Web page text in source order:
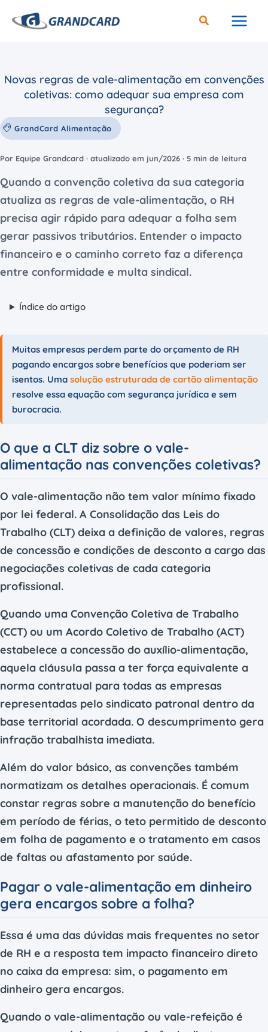
para
Novas regras de vale-alimentação em convenções
coletivas: como adequar sua empresa com
segurança?
GrandCard Alimentação
Por Equipe Grandcard · atualizado em jun/2026 · 5 min de leitura
Quando a convenção coletiva da sua categoria
atualiza as regras de vale-alimentação, o RH
precisa agir rápido para adequar a folha sem
gerar passivos tributários. Entender o impacto
financeiro e o caminho correto faz a diferença
entre conformidade e multa sindical.
Índice do artigo
Muitas empresas perdem parte do orçamento de RH
pagando encargos sobre benefícios que poderiam ser
isentos. Uma solução estruturada de cartão alimentação
resolve essa equação com segurança jurídica e sem
burocracia.
O que a CLT diz sobre o vale-
alimentação nas convenções coletivas?
O vale-alimentação não tem valor mínimo fixado
por lei federal. A Consolidação das Leis do
Trabalho (CLT) deixa a definição de valores, regras
de concessão e condições de desconto a cargo das
negociações coletivas de cada categoria
profissional.
Quando uma Convenção Coletiva de Trabalho
(CCT) ou um Acordo Coletivo de Trabalho (ACT)
estabelece a concessão do auxílio-alimentação,
aquela cláusula passa a ter força equivalente a
norma contratual para todas as empresas
representadas pelo sindicato patronal dentro da
base territorial acordada. O descumprimento gera
infração trabalhista imediata.
Além do valor básico, as convenções também
normatizam os detalhes operacionais. É comum
constar regras sobre a manutenção do benefício
em período de férias, o teto permitido de desconto
em folha de pagamento e o tratamento em casos
de faltas ou afastamento por saúde.
Pagar o vale-alimentação em dinheiro
gera encargos sobre a folha?
Essa é uma das dúvidas mais frequentes no setor
de RH e a resposta tem impacto financeiro direto
no caixa da empresa: sim, o pagamento em
dinheiro gera encargos.
Quando o vale-alimentação ou vale-refeição é